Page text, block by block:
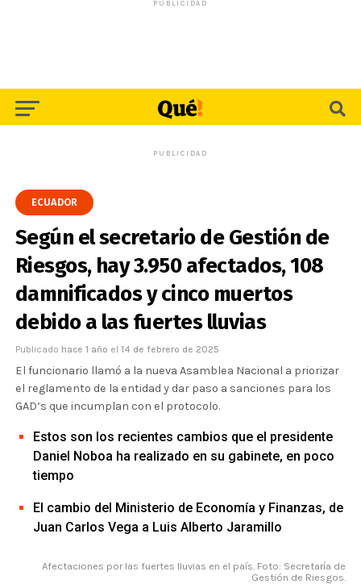
PUBLICIDAD
PUBLICIDAD
ECUADOR
Según el secretario de Gestión de
Riesgos, hay 3.950 afectados, 108
damnificados y cinco muertos
debido a las fuertes lluvias
Publicado hace 1 año el 14 de febrero de 2025
El funcionario llamó a la nueva Asamblea Nacional a priorizar
el reglamento de la entidad y dar paso a sanciones para los
GAD’s que incumplan con el protocolo.
Estos son los recientes cambios que el presidente
Daniel Noboa ha realizado en su gabinete, en poco
tiempo
El cambio del Ministerio de Economía y Finanzas, de
Juan Carlos Vega a Luis Alberto Jaramillo
Afectaciones por las fuertes lluvias en el país. Foto: Secretaría de
Gestión de Riesgos.